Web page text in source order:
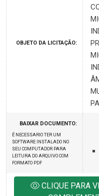
OBJETO DA LICITAÇÃO:
BAIXAR DOCUMENTO:
É NECESSARIO TER UM
SOFTWARE INSTALADO NO
SEU COMPUTADOR PARA
LEITURA DO ARQUIVO COM
FORMATO PDF
CLIQUE PARA